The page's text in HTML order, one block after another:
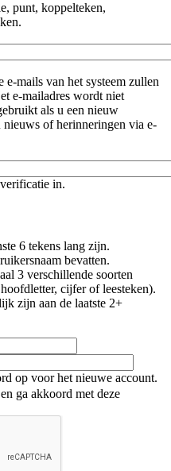
punt, koppelteken,
mails van het systeem zullen
e-mailadres wordt niet
als u een nieuw
of herinneringen via e-
in.
6 tekens lang zijn.
bevatten.
3 verschillende soorten
cijfer of leesteken).
zijn aan de laatste 2+
op voor het nieuwe account.
ga akkoord met deze